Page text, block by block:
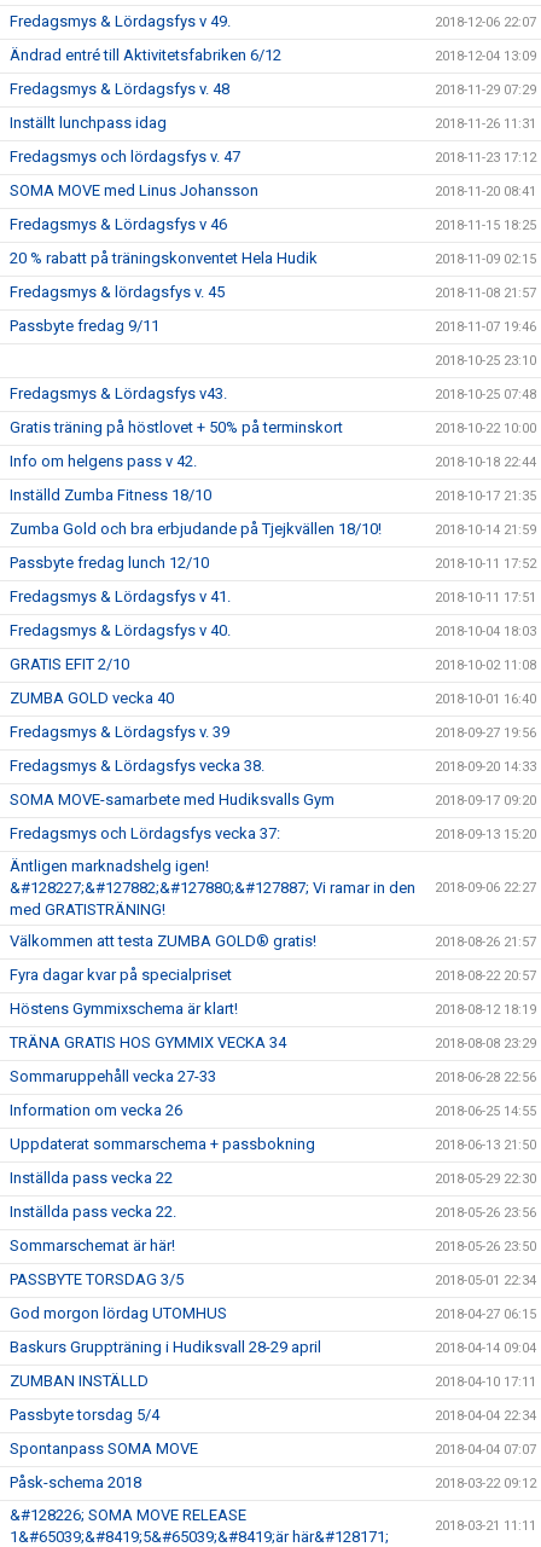
Fredagsmys & Lördagsfys v 49. 2018-12-06 22:07
Ändrad entré till Aktivitetsfabriken 6/12 2018-12-04 13:09
Fredagsmys & Lördagsfys v. 48 2018-11-29 07:29
Inställt lunchpass idag 2018-11-26 11:31
Fredagsmys och lördagsfys v. 47 2018-11-23 17:12
SOMA MOVE med Linus Johansson 2018-11-20 08:41
Fredagsmys & Lördagsfys v 46 2018-11-15 18:25
20 % rabatt på träningskonventet Hela Hudik 2018-11-09 02:15
Fredagsmys & lördagsfys v. 45 2018-11-08 21:57
Passbyte fredag 9/11 2018-11-07 19:46
2018-10-25 23:10
Fredagsmys & Lördagsfys v43. 2018-10-25 07:48
Gratis träning på höstlovet + 50% på terminskort 2018-10-22 10:00
Info om helgens pass v 42. 2018-10-18 22:44
Inställd Zumba Fitness 18/10 2018-10-17 21:35
Zumba Gold och bra erbjudande på Tjejkvällen 18/10! 2018-10-14 21:59
Passbyte fredag lunch 12/10 2018-10-11 17:52
Fredagsmys & Lördagsfys v 41. 2018-10-11 17:51
Fredagsmys & Lördagsfys v 40. 2018-10-04 18:03
GRATIS EFIT 2/10 2018-10-02 11:08
ZUMBA GOLD vecka 40 2018-10-01 16:40
Fredagsmys & Lördagsfys v. 39 2018-09-27 19:56
Fredagsmys & Lördagsfys vecka 38. 2018-09-20 14:33
SOMA MOVE-samarbete med Hudiksvalls Gym 2018-09-17 09:20
Fredagsmys och Lördagsfys vecka 37: 2018-09-13 15:20
Äntligen marknadshelg igen!
&#128227;&#127882;&#127880;&#127887; Vi ramar in den
med GRATISTRÄNING!
2018-09-06 22:27
Välkommen att testa ZUMBA GOLD® gratis! 2018-08-26 21:57
Fyra dagar kvar på specialpriset 2018-08-22 20:57
Höstens Gymmixschema är klart! 2018-08-12 18:19
TRÄNA GRATIS HOS GYMMIX VECKA 34 2018-08-08 23:29
Sommaruppehåll vecka 27-33 2018-06-28 22:56
Information om vecka 26 2018-06-25 14:55
Uppdaterat sommarschema + passbokning 2018-06-13 21:50
Inställda pass vecka 22 2018-05-29 22:30
Inställda pass vecka 22. 2018-05-26 23:56
Sommarschemat är här! 2018-05-26 23:50
PASSBYTE TORSDAG 3/5 2018-05-01 22:34
God morgon lördag UTOMHUS 2018-04-27 06:15
Baskurs Gruppträning i Hudiksvall 28-29 april 2018-04-14 09:04
ZUMBAN INSTÄLLD 2018-04-10 17:11
Passbyte torsdag 5/4 2018-04-04 22:34
Spontanpass SOMA MOVE 2018-04-04 07:07
Påsk-schema 2018 2018-03-22 09:12
&#128226; SOMA MOVE RELEASE
1&#65039;&#8419;5&#65039;&#8419;är här&#128171;
2018-03-21 11:11